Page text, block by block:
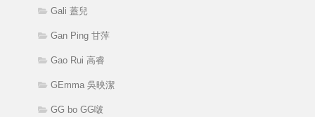
Gali 蓋兒
Gan Ping 甘萍
Gao Rui 高睿
GEmma 吳映潔
GG bo GG啵